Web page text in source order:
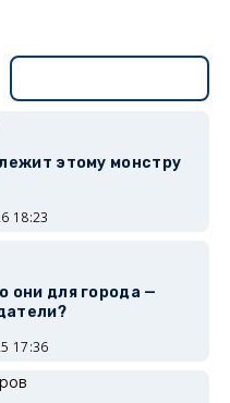
этому монстру
18:23
они для города —
17:36